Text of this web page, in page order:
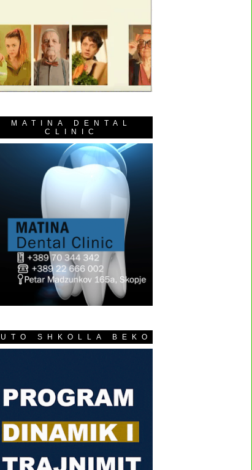
MATINA DENTAL
CLINIC
SHKOLLA BEKO